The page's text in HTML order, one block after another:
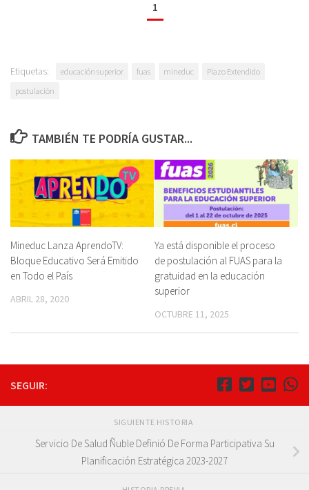
1
Etiquetas: educación superior fuas mineduc
Plazo Extendido
postulación
TAMBIÉN TE PODRÍA GUSTAR...
Mineduc Lanza AprendoTV:
Bloque Educativo Será Emitido
en Todo el País
ABRIL 28, 2020
Ya está disponible el proceso
de postulación al FUAS para la
gratuidad en la educación
superior
OCTUBRE 11, 2025
SEGUIR:
SIGUIENTE HISTORIA
Servicio De Salud Ñuble Definió De Forma Participativa Su
Planificación Estratégica 2023-2027